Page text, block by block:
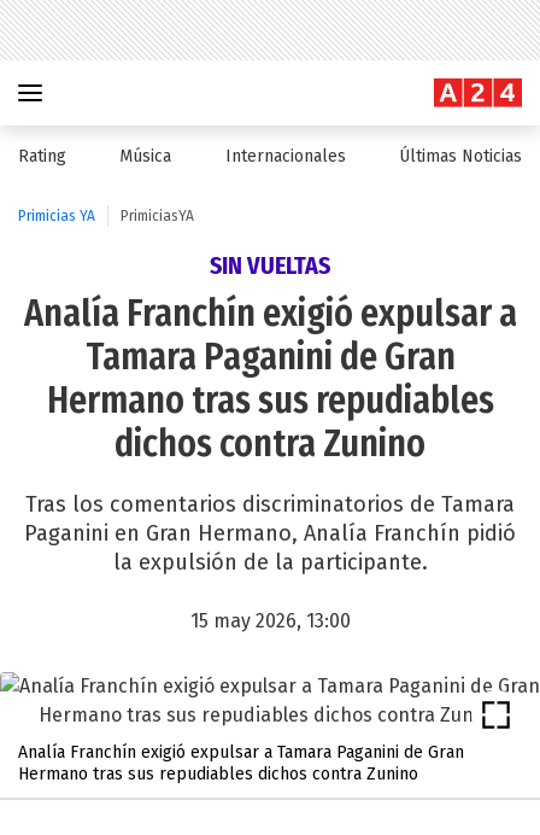
Rating Música Internacionales Últimas Noticias
Primicias YA PrimiciasYA
SIN VUELTAS
Analía Franchín exigió expulsar a
Tamara Paganini de Gran
Hermano tras sus repudiables
dichos contra Zunino
Tras los comentarios discriminatorios de Tamara
Paganini en Gran Hermano, Analía Franchín pidió
la expulsión de la participante.
15 may 2026, 13:00
Analía Franchín exigió expulsar a Tamara Paganini de Gran
Hermano tras sus repudiables dichos contra Zunino